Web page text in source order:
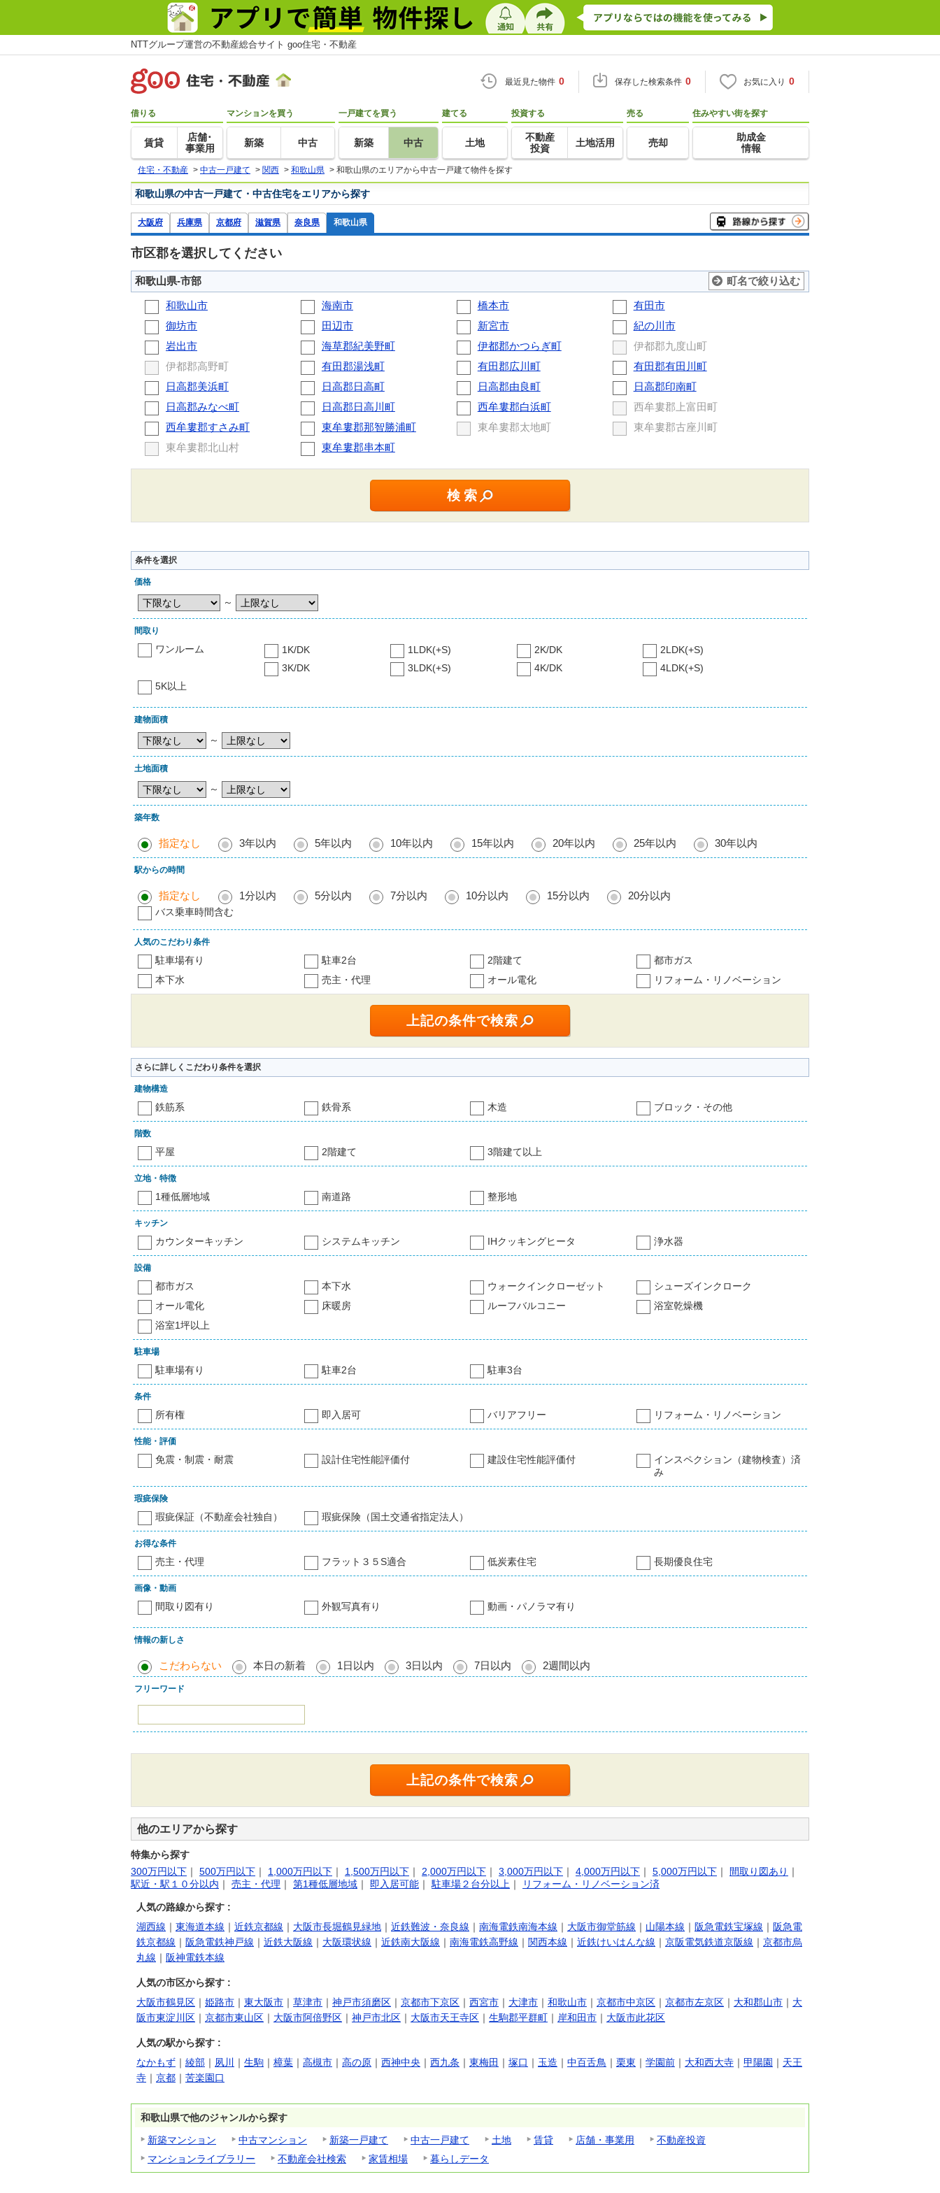
NTTグループ運営の不動産総合サイト goo住宅・不動産
最近見た物件 0 保存した検索条件 0 お気に入り 0
借りる
賃貸
店舗･
事業用
マンションを買う
新築 中古
一戸建てを買う
新築 中古
建てる
土地
投資する
不動産
投資
土地活用
売る
売却
住みやすい街を探す
助成金
情報
住宅・不動産 > 中古一戸建て > 関西 > 和歌山県 > 和歌山県のエリアから中古一戸建て物件を探す
和歌山県の中古一戸建て・中古住宅をエリアから探す
大阪府 兵庫県 京都府 滋賀県 奈良県 和歌山県
市区郡を選択してください
和歌山県-市部 町名で絞り込む
和歌山市 海南市 橋本市
有田市
御坊市
田辺市 新宮市
紀の川市
岩出市
海草郡紀美野町 伊都郡かつらぎ町
伊都郡九度山町
伊都郡高野町
有田郡湯浅町 有田郡広川町
有田郡有田川町
日高郡美浜町
日高郡日高町 日高郡由良町
日高郡印南町
日高郡みなべ町
日高郡日高川町 西牟婁郡白浜町
西牟婁郡上富田町
西牟婁郡すさみ町
東牟婁郡那智勝浦町 東牟婁郡太地町
東牟婁郡古座川町
東牟婁郡北山村
東牟婁郡串本町
条件を選択
価格
～
間取り
ワンルーム 1K/DK 1LDK(+S) 2K/DK
2LDK(+S)
3K/DK
3LDK(+S) 4K/DK
4LDK(+S)
5K以上
建物面積
～
土地面積
～
築年数
指定なし 3年以内 5年以内 10年以内 15年以内 20年以内 25年以内 30年以内
駅からの時間
指定なし 1分以内 5分以内 7分以内 10分以内 15分以内 20分以内
バス乗車時間含む
人気のこだわり条件
駐車場有り 駐車2台 2階建て
都市ガス
本下水
売主・代理 オール電化 リフォーム・リノベーション
さらに詳しくこだわり条件を選択
建物構造
鉄筋系 鉄骨系 木造 ブロック・その他
階数
平屋 2階建て 3階建て以上
立地・特徴
1種低層地域 南道路 整形地
キッチン
カウンターキッチン システムキッチン IHクッキングヒータ 浄水器
設備
都市ガス 本下水 ウォークインクローゼット
シューズインクローク
オール電化
床暖房 ルーフバルコニー
浴室乾燥機
浴室1坪以上
駐車場
駐車場有り 駐車2台 駐車3台
条件
所有権 即入居可 バリアフリー リフォーム・リノベーション
性能・評価
免震・制震・耐震 設計住宅性能評価付 建設住宅性能評価付
インスペクション（建物検査）済
み
瑕疵保険
瑕疵保証（不動産会社独自） 瑕疵保険（国土交通省指定法人）
お得な条件
売主・代理 フラット３５S適合 低炭素住宅 長期優良住宅
画像・動画
間取り図有り 外観写真有り 動画・パノラマ有り
情報の新しさ
こだわらない 本日の新着 1日以内 3日以内 7日以内 2週間以内
フリーワード
他のエリアから探す
特集から探す
300万円以下 ｜ 500万円以下 ｜ 1,000万円以下 ｜ 1,500万円以下 ｜ 2,000万円以下 ｜ 3,000万円以下 ｜ 4,000万円以下 ｜ 5,000万円以下 ｜ 間取り図あり ｜
駅近・駅１０分以内 ｜ 売主・代理 ｜ 第1種低層地域 ｜ 即入居可能 ｜ 駐車場２台分以上 ｜ リフォーム・リノベーション済
人気の路線から探す :
湖西線 ｜ 東海道本線 ｜ 近鉄京都線 ｜ 大阪市長堀鶴見緑地 ｜ 近鉄難波・奈良線 ｜ 南海電鉄南海本線 ｜ 大阪市御堂筋線 ｜ 山陽本線 ｜ 阪急電鉄宝塚線 ｜ 阪急電
鉄京都線 ｜ 阪急電鉄神戸線 ｜ 近鉄大阪線 ｜ 大阪環状線 ｜ 近鉄南大阪線 ｜ 南海電鉄高野線 ｜ 関西本線 ｜ 近鉄けいはんな線 ｜ 京阪電気鉄道京阪線 ｜ 京都市烏
丸線 ｜ 阪神電鉄本線
人気の市区から探す :
大阪市鶴見区 ｜ 姫路市 ｜ 東大阪市 ｜ 草津市 ｜ 神戸市須磨区 ｜ 京都市下京区 ｜ 西宮市 ｜ 大津市 ｜ 和歌山市 ｜ 京都市中京区 ｜ 京都市左京区 ｜ 大和郡山市 ｜ 大
阪市東淀川区 ｜ 京都市東山区 ｜ 大阪市阿倍野区 ｜ 神戸市北区 ｜ 大阪市天王寺区 ｜ 生駒郡平群町 ｜ 岸和田市 ｜ 大阪市此花区
人気の駅から探す :
なかもず ｜ 綾部 ｜ 夙川 ｜ 生駒 ｜ 樟葉 ｜ 高槻市 ｜ 高の原 ｜ 西神中央 ｜ 西九条 ｜ 東梅田 ｜ 塚口 ｜ 玉造 ｜ 中百舌鳥 ｜ 栗東 ｜ 学園前 ｜ 大和西大寺 ｜ 甲陽園 ｜ 天王
寺 ｜ 京都 ｜ 苦楽園口
和歌山県で他のジャンルから探す
新築マンション
中古マンション 新築一戸建て 中古一戸建て 土地 賃貸 店舗・事業用
不動産投資
マンションライブラリー
不動産会社検索 家賃相場 暮らしデータ